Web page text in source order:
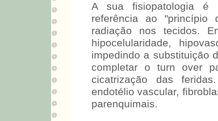
A sua fisiopatologia é
referência ao
radiação nos tecidos.
hipocelularidade,
impedindo a substituição
completar o turn over
cicatrização das
endotélio vascular,
parenquimais.